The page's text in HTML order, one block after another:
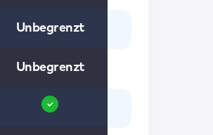
Unbegrenzt
Unbegrenzt